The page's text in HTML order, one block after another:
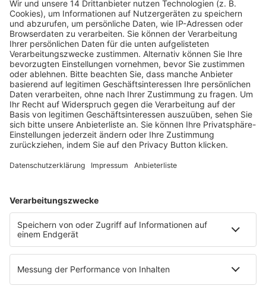
Fachmedien Recht und Wirtschaft
Ein Fachbereich der
dfv Mediengruppe
Mainzer Landstr. 251
60326 Frankfurt am Main
E-Mail:info@ruw.de
Web:https://www.ruw.de
AGB
Datenschutzerklärung
Genderhinweis
Cookie-Einstellungen